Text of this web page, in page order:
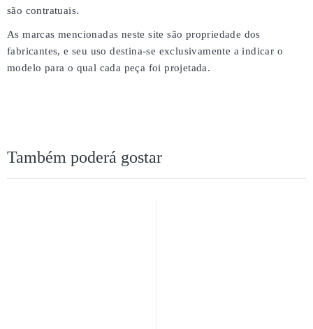
são contratuais.
As marcas mencionadas neste site são propriedade dos
fabricantes, e seu uso destina-se exclusivamente a indicar o
modelo para o qual cada peça foi projetada.
Também poderá gostar